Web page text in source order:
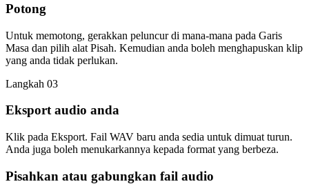
Potong
Untuk memotong, gerakkan peluncur di mana-mana pada Garis
Masa dan pilih alat Pisah. Kemudian anda boleh menghapuskan klip
yang anda tidak perlukan.
Langkah 03
Eksport audio anda
Klik pada Eksport. Fail WAV baru anda sedia untuk dimuat turun.
Anda juga boleh menukarkannya kepada format yang berbeza.
Pisahkan atau gabungkan fail audio